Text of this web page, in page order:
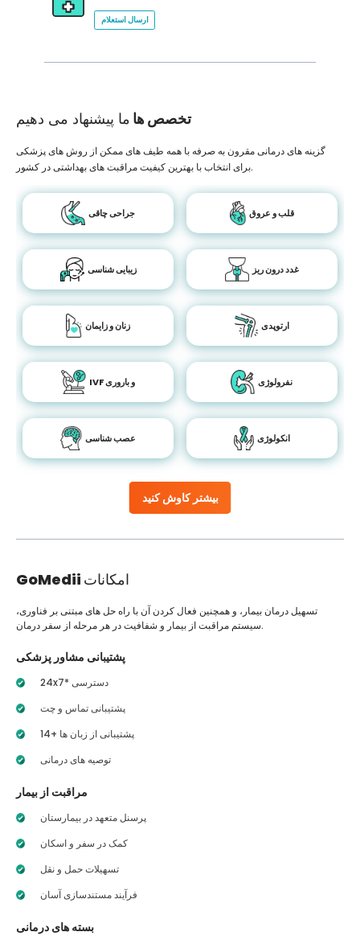
ارسال استعلام
تخصص ها ما پیشنهاد می دهیم
بیشتر کاوش کنید
گزینه های درمانی مقرون به صرفه با همه طیف های ممکن از روش های پزشکی
برای انتخاب با بهترین کیفیت مراقبت های بهداشتی در کشور.
جراحی چاقی قلب و عروق
زیبایی شناسی غدد درون ریز
زنان و زایمان ارتوپدی
IVF و باروری نفرولوژی
عصب شناسی انکولوژی
GoMedii امکانات
تسهیل درمان بیمار، و همچنین فعال کردن آن با راه حل های مبتنی بر فناوری،
سیستم مراقبت از بیمار و شفافیت در هر مرحله از سفر درمان.
پشتیبانی مشاور پزشکی
24x7* دسترسی
پشتیبانی تماس و چت
14+ پشتیبانی از زبان ها
توصیه های درمانی
مراقبت از بیمار
پرسنل متعهد در بیمارستان
کمک در سفر و اسکان
تسهیلات حمل و نقل
فرآیند مستندسازی آسان
بسته های درمانی